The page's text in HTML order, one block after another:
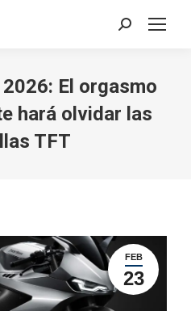
Search:
El orgasmo
hará olvidar las
TFT
FEB
23